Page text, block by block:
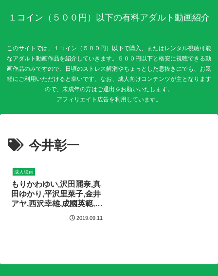
１コイン（５００円）以下の有料アダルト動画紹介
このサイトでは、１コイン（５００円）以下で購入、またはレンタル視聴可能
なアダルト動画作品を紹介していきます。５００円以下と格安に視聴できる動
画作品のみですので、日頃のストレス解消やちょっとした息抜きにでも、お気
軽にご利用いただけると幸いです。なお、成人向けコンテンツが主となります
ので、未成年の方はご退出をお願いいたします。
今井彰一
成人映画
もりかわゆい,沢田麗奈,真
田ゆかり,平沢里菜子,金井
アヤ,西沢幸雄,成國英範,今
井彰一,森山康介 デスパ
レートな人妻たち 昼下が
2019.09.11